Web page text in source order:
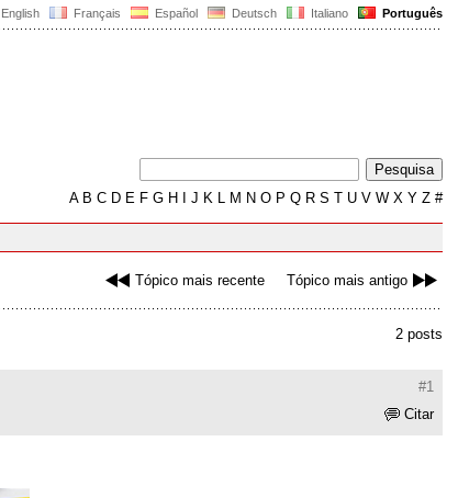
English Français Español Deutsch Italiano Português
AB C D E F G H J K L M N O P Q R S T U V W X Y Z #
Tópico mais recente Tópico mais antigo
2 posts
#1
Citar